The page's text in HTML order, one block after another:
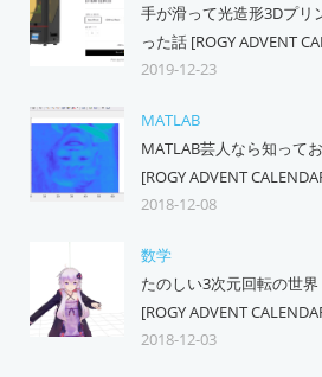
手が滑って光造形3Dプリ
った話 [ROGY ADVENT
2019-12-23
MATLAB
MATLAB芸人なら知って
[ROGY ADVENT
2018-12-08
数学
たのしい3次元回転の世
[ROGY ADVENT
2018-12-03